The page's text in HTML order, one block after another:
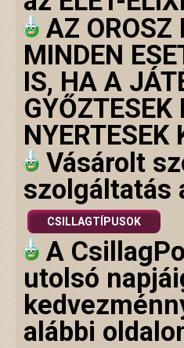
AZ OROSZ
MINDEN
IS, HA A
NYERTESEK
Vásárolt
szolgáltatás
CSILLAGTÍPUSOK
A
utolsó
alábbi